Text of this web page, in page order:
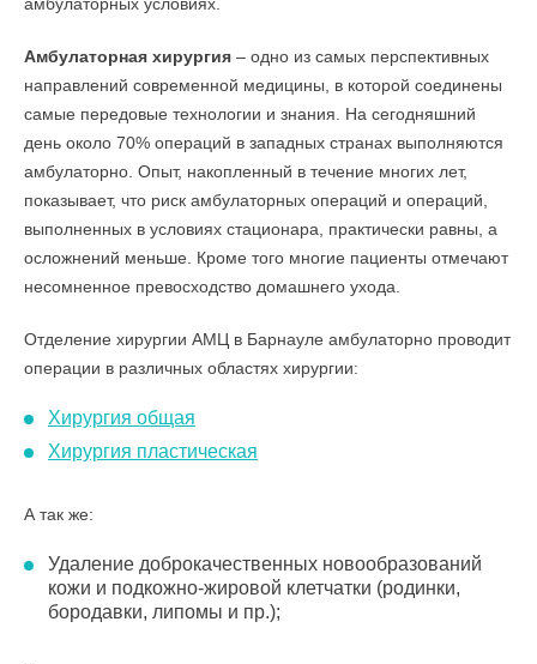
Амбулаторная хирургия – одно из самых перспективных
направлений современной медицины, в которой соединены
самые передовые технологии и знания. На сегодняшний
день около 70% операций в западных странах выполняются
амбулаторно. Опыт, накопленный в течение многих лет,
показывает, что риск амбулаторных операций и операций,
выполненных в условиях стационара, практически равны, а
осложнений меньше. Кроме того многие пациенты отмечают
несомненное превосходство домашнего ухода.
Отделение хирургии АМЦ в Барнауле амбулаторно проводит
операции в различных областях хирургии:
Хирургия общая
Хирургия пластическая
А так же:
Удаление доброкачественных новообразований
кожи и подкожно-жировой клетчатки (родинки,
бородавки, липомы и пр.);